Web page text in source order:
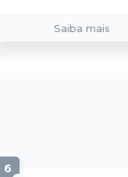
Saiba mais
6